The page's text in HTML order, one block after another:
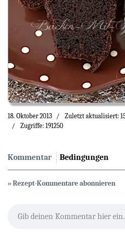
18. Oktober 2013
Zuletzt aktualisiert:
Zugriffe: 191250
Kommentar Bedingungen
» Rezept-Kommentare abonnieren
Gib deinen Kommentar hier